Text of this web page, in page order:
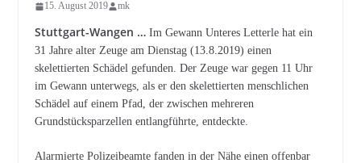
15. August 2019 mk
Stuttgart-Wangen …Im Gewann Unteres Letterle hat ein
31 Jahre alter Zeuge am Dienstag (13.8.2019) einen
skelettierten Schädel gefunden. Der Zeuge war gegen 11 Uhr
im Gewann unterwegs, als er den skelettierten menschlichen
Schädel auf einem Pfad, der zwischen mehreren
Grundstücksparzellen entlangführte, entdeckte.
Alarmierte Polizeibeamte fanden in der Nähe einen offenbar